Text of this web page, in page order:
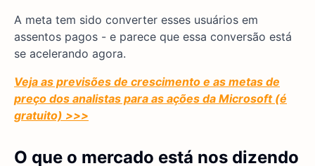
A meta tem sido converter esses usuários em
assentos pagos - e parece que essa conversão está
se acelerando agora.
Veja as previsões de crescimento e as metas de
preço dos analistas para as ações da Microsoft (é
gratuito) >>>
O que o mercado está nos dizendo